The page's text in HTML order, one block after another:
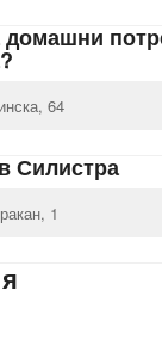
64
Силистра
1